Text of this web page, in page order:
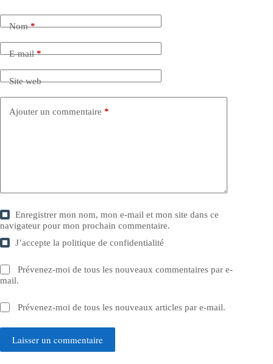
Nom*
E-mail*
Site web
Ajouter un commentaire *
Enregistrer mon nom, mon e-mail et mon site dans ce
navigateur pour mon prochain commentaire.
J’accepte lapolitique de confidentialité
Prévenez-moi de tous les nouveaux commentaires par e-
mail.
Prévenez-moi de tous les nouveaux articles par e-mail.
Laisser un commentaire